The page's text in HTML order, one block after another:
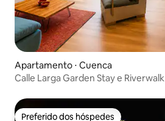
Apartamento ⋅ Cuenca
Calle Larga Garden Stay e Riverwalk
Preferido dos hóspedes